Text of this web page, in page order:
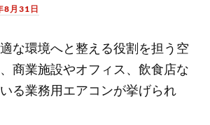
8月31日
な環境へと整える役割を担う空
商業施設やオフィス、飲食店な
る業務用エアコンが挙げられ